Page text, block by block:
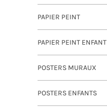
PAPIER PEINT
PAPIER PEINT ENFANT
POSTERS MURAUX
POSTERS ENFANTS